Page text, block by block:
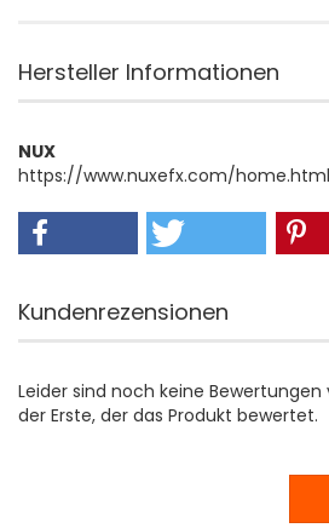
Hersteller Informationen
NUX
https://www.nuxefx.com/home.html
Kundenrezensionen
Leider sind noch keine Bewertungen
der Erste, der das Produkt bewertet.